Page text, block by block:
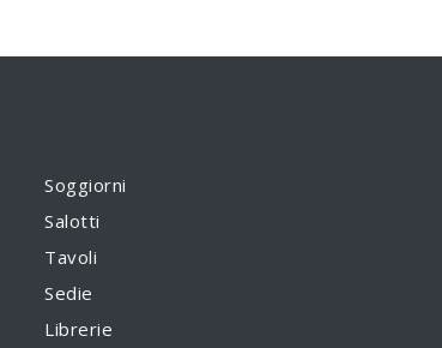
Soggiorni
Salotti
Tavoli
Sedie
Librerie